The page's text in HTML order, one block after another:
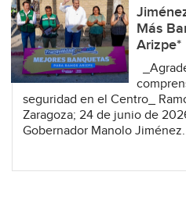
Más
Arizpe*
seguridad en el Centro_
Zaragoza; 24 de junio de
Gobernador Manolo